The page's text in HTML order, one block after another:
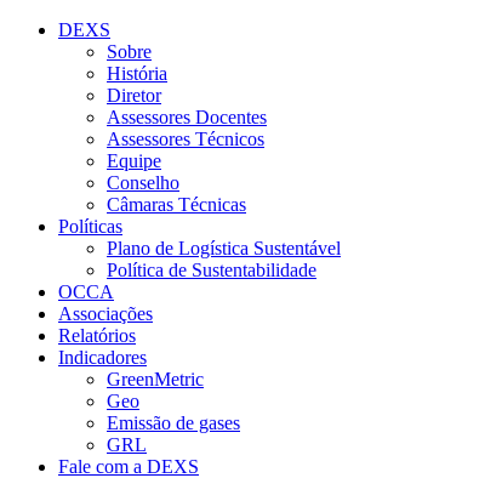
Conteúdo principal
DEXS
Sobre
História
Diretor
Assessores Docentes
Assessores Técnicos
Equipe
Conselho
Câmaras Técnicas
Políticas
Plano de Logística Sustentável
Política de Sustentabilidade
OCCA
Associações
Relatórios
Indicadores
GreenMetric
Geo
Emissão de gases
GRL
Fale com a DEXS